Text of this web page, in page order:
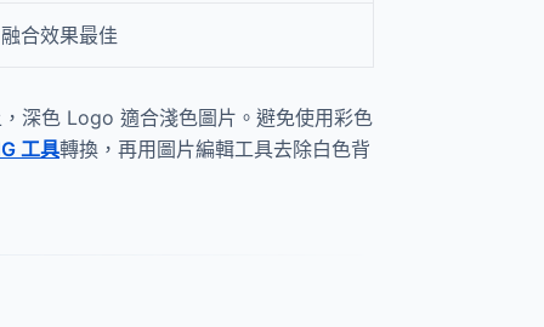
合效果最佳
深色 Logo 適合淺色圖片。避免使用彩色
工具轉換，再用圖片編輯工具去除白色背